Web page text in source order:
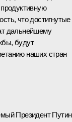
что достигнутые
дальнейшему
будут
наших стран
Президент